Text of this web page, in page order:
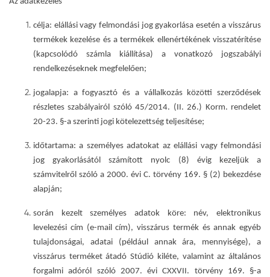
célja: elállási vagy felmondási jog gyakorlása esetén a visszárus
termékek kezelése és a termékek ellenértékének visszatérítése
(kapcsolódó számla kiállítása) a vonatkozó jogszabályi
rendelkezéseknek megfelelően;
jogalapja: a fogyasztó és a vállalkozás közötti szerződések
részletes szabályairól szóló 45/2014. (II. 26.) Korm. rendelet
20-23. §-a szerinti jogi kötelezettség teljesítése;
időtartama: a személyes adatokat az elállási vagy felmondási
jog gyakorlásától számított nyolc (8) évig kezeljük a
számvitelről szóló a 2000. évi C. törvény 169. § (2) bekezdése
alapján;
során kezelt személyes adatok köre: név, elektronikus
levelezési cím (e-mail cím), visszárus termék és annak egyéb
tulajdonságai, adatai (például annak ára, mennyisége), a
visszárus terméket átadó Stúdió kiléte, valamint az általános
forgalmi adóról szóló 2007. évi CXXVII. törvény 169. §-a